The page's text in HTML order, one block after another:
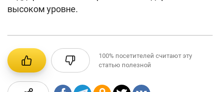
высоком уровне.
100% посетителей считают эту
статью полезной